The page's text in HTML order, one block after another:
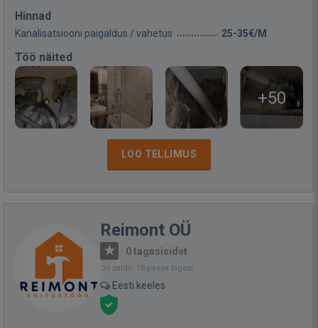
Hinnad
Kanalisatsiooni paigaldus / vahetus 25-35€/M
Töö näited
+50
LOO TELLIMUS
Reimont OÜ
· 0 tagasisidet
Oli saidil: 18 päeva tagasi
Eesti keeles